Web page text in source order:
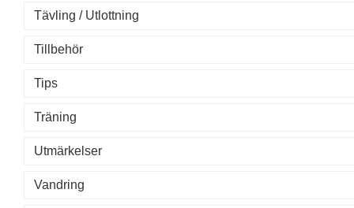
Tävling / Utlottning
Tillbehör
Tips
Träning
Utmärkelser
Vandring